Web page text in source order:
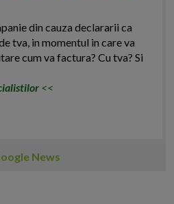
din cauza declararii ca
tva, in momentul in care va
cum va factura? Cu tva? Si
<<
News